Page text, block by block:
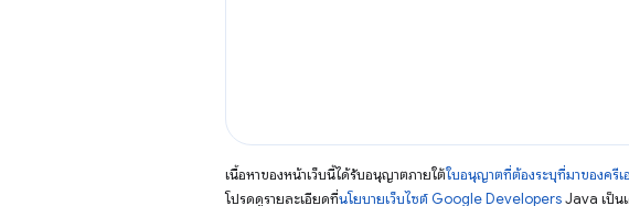
เนื้อหาของหน้าเว็บนี้ได้รับอนุญาตภายใต้ใบอนุญาตที่ต้องระบุที่มาของครี
โปรดดูรายละเอียดที่นโยบายเว็บไซต์ Google DevelopersJava เป็น